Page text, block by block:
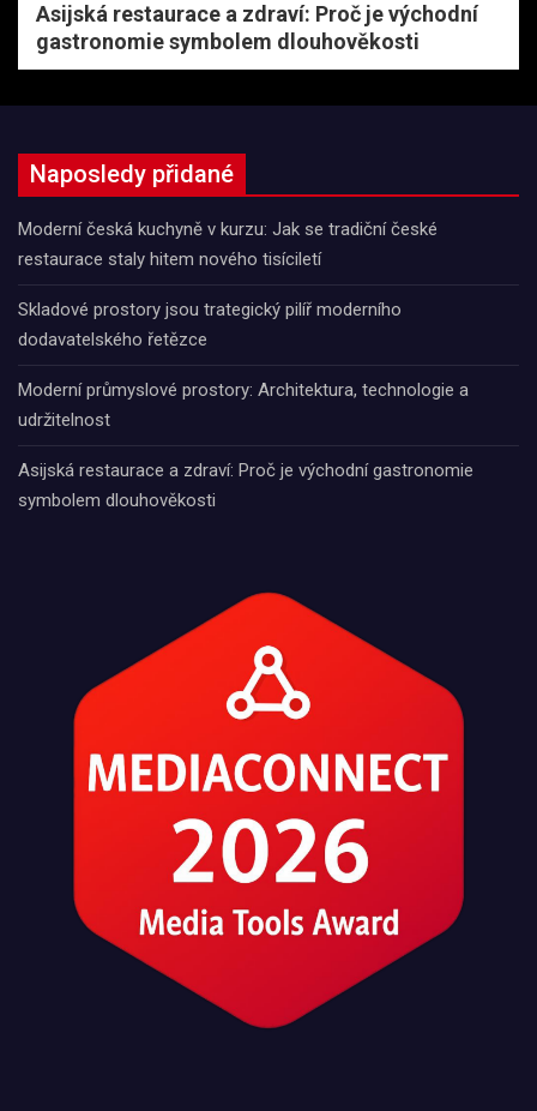
Asijská restaurace a zdraví: Proč je východní
gastronomie symbolem dlouhověkosti
Naposledy přidané
Moderní česká kuchyně v kurzu: Jak se tradiční české
restaurace staly hitem nového tisíciletí
Skladové prostory jsou trategický pilíř moderního
dodavatelského řetězce
Moderní průmyslové prostory: Architektura, technologie a
udržitelnost
Asijská restaurace a zdraví: Proč je východní gastronomie
symbolem dlouhověkosti